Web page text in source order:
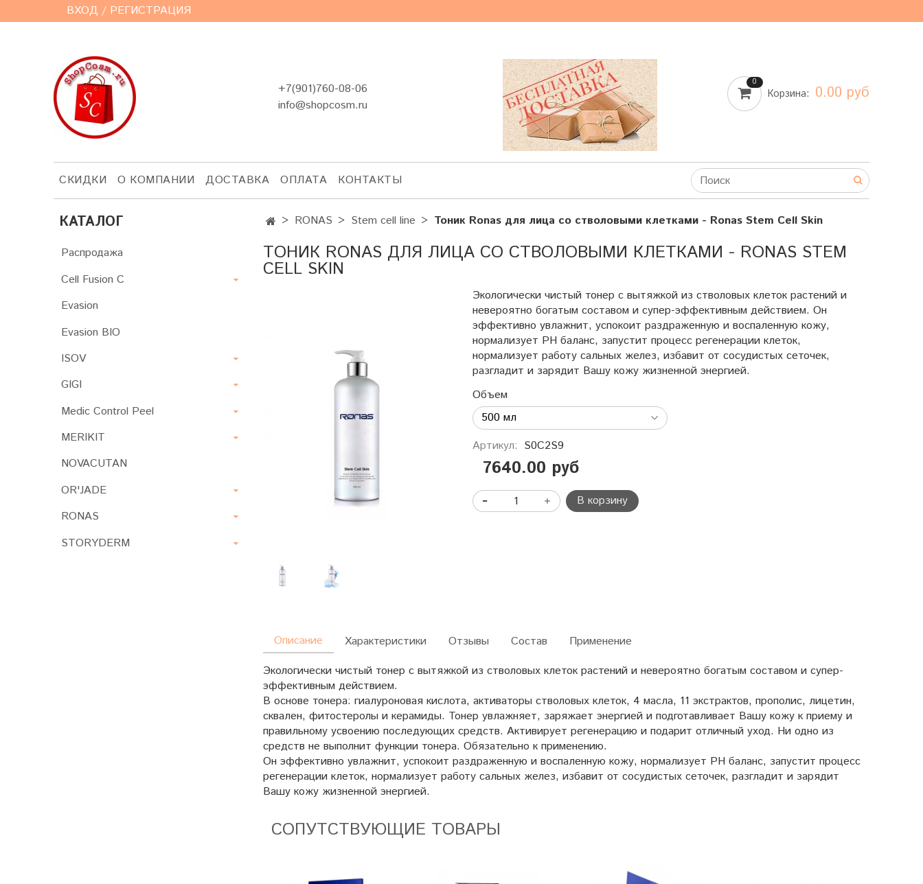
ВХОД / РЕГИСТРАЦИЯ
+7(901)760-08-06
info@shopcosm.ru
0
Корзина: 0.00 руб
СКИДКИ О КОМПАНИИ ДОСТАВКА ОПЛАТА КОНТАКТЫ
RONAS Stem cell line Тоник Ronas для лица со стволовыми клетками - Ronas Stem Cell Skin
ТОНИК RONAS ДЛЯ ЛИЦА СО СТВОЛОВЫМИ КЛЕТКАМИ - RONAS STEM
CELL SKIN
Экологически чистый тонер с вытяжкой из стволовых клеток растений и
невероятно богатым составом и супер-эффективным действием. Он
эффективно увлажнит, успокоит раздраженную и воспаленную кожу,
нормализует PH баланс, запустит процесс регенерации клеток,
нормализует работу сальных желез, избавит от сосудистых сеточек,
разгладит и зарядит Вашу кожу жизненной энергией.
Объем
Артикул: S0C2S9
7640.00 руб
В корзину
Описание
Экологически чистый тонер с вытяжкой из стволовых клеток растений и невероятно богатым составом и супер-
эффективным действием.
В основе тонера: гиалуроновая кислота, активаторы стволовых клеток, 4 масла, 11 экстрактов, прополис, лицетин,
сквален, фитостеролы и керамиды. Тонер увлажняет, заряжает энергией и подготавливает Вашу кожу к приему и
правильному усвоению последующих средств. Активирует регенерацию и подарит отличный уход. Ни одно из
средств не выполнит функции тонера. Обязательно к применению.
Он эффективно увлажнит, успокоит раздраженную и воспаленную кожу, нормализует PH баланс, запустит процесс
регенерации клеток, нормализует работу сальных желез, избавит от сосудистых сеточек, разгладит и зарядит
Вашу кожу жизненной энергией.
Характеристики Отзывы Состав Применение
СОПУТСТВУЮЩИЕ ТОВАРЫ
КАТАЛОГ
Распродажа
Cell Fusion C
Evasion
Evasion BIO
ISOV
GIGI
Medic Control Peel
MERIKIT
NOVACUTAN
OR'JADE
RONAS
STORYDERM